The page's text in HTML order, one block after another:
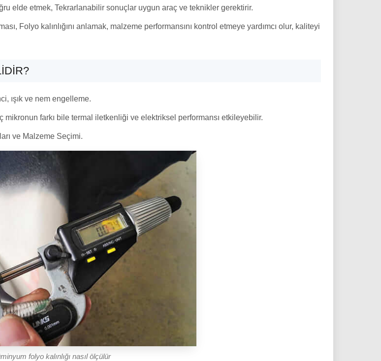
elde etmek, Tekrarlanabilir sonuçlar uygun araç ve teknikler gerektirir.
Folyo kalınlığını anlamak, malzeme performansını kontrol etmeye yardımcı olur, kaliteyi
ışık ve nem engelleme.
farkı bile termal iletkenliği ve elektriksel performansı etkileyebilir.
ve Malzeme Seçimi.
folyo kalınlığı nasıl ölçülür